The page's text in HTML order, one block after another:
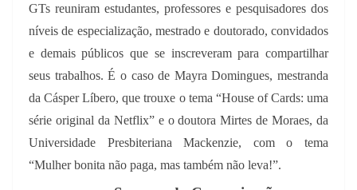
GTs reuniram estudantes, professores e pesquisadores dos
níveis de especialização, mestrado e doutorado, convidados
e demais públicos que se inscreveram para compartilhar
seus trabalhos. É o caso de Mayra Domingues, mestranda
da Cásper Líbero, que trouxe o tema “House of Cards: uma
série original da Netflix” e o doutora Mirtes de Moraes, da
Universidade Presbiteriana Mackenzie, com o tema
“Mulher bonita não paga, mas também não leva!”.